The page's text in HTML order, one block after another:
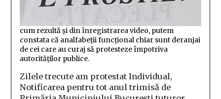
cum rezultă și din înregistrarea video, putem
constata că analfabeții funcțional chiar sunt deranjai
de cei care au curaj să protesteze împotriva
autorităților publice.
Zilele trecute am protestat Individual,
Notificarea pentru tot anul trimisă de